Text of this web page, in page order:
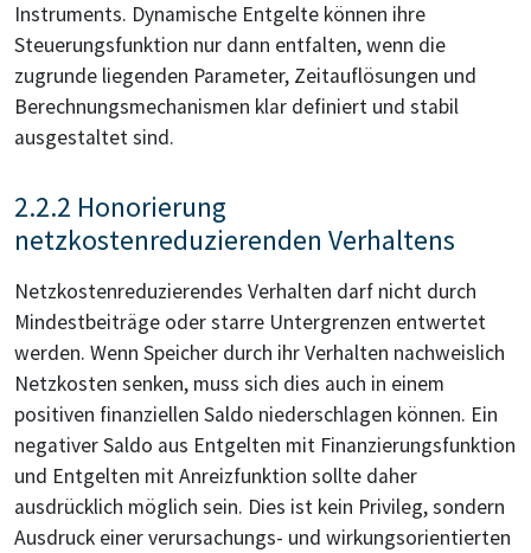
Instruments. Dynamische Entgelte können ihre
Steuerungsfunktion nur dann entfalten, wenn die
zugrunde liegenden Parameter, Zeitauflösungen und
Berechnungsmechanismen klar definiert und stabil
ausgestaltet sind.
2.2.2 Honorierung
netzkostenreduzierenden Verhaltens
Netzkostenreduzierendes Verhalten darf nicht durch
Mindestbeiträge oder starre Untergrenzen entwertet
werden. Wenn Speicher durch ihr Verhalten nachweislich
Netzkosten senken, muss sich dies auch in einem
positiven finanziellen Saldo niederschlagen können. Ein
negativer Saldo aus Entgelten mit Finanzierungsfunktion
und Entgelten mit Anreizfunktion sollte daher
ausdrücklich möglich sein. Dies ist kein Privileg, sondern
Ausdruck einer verursachungs- und wirkungsorientierten